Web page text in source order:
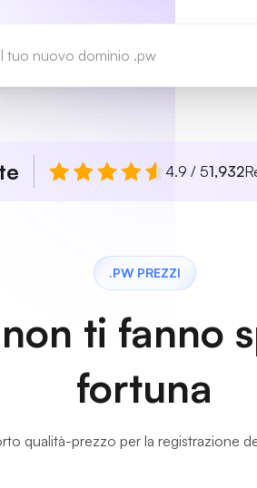
4.9 / 51,932
.PW PREZZI
ti fanno
fortuna
qualità-prezzo per la registrazione